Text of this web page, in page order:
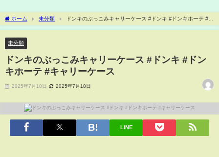
ホーム 未分類
ドンキのぶっこみキャリーケース #ドンキ #ドンキホーテ #キ
ャリーケース
未分類
ドンキのぶっこみキャリーケース #ドンキ #ドン
キホーテ #キャリーケース
2025年7月18日 2025年7月18日
LINE